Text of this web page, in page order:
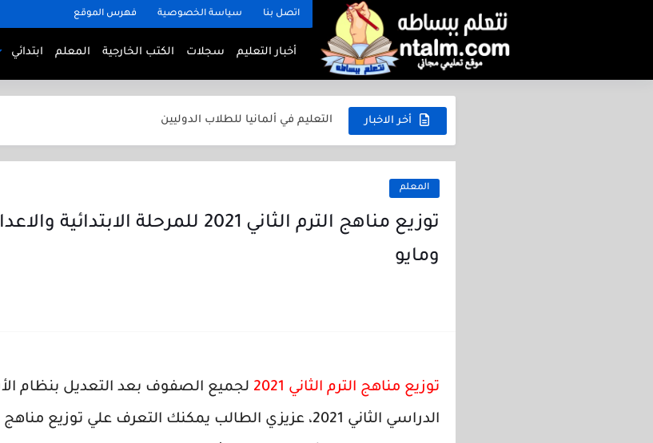
اتصل بنا سياسة الخصوصية فهرس الموقع
أخبار التعليم سجلات الكتب الخارجية المعلم ابتدائي
أخر الاخبار
الثانوية العامة في مصر 2026.. الدليل الكامل للطالب من أول...
أفضل المدارس بعد الإعدادية 2026 في مصر.. دليل شامل لجميع...
التعليم في الصين للطلاب الدوليين
امتحانات رياضيات للصف الثاني الابتدائي الترم الأول 2025
المعلم
توزيع مناهج الترم الثاني 2021 للمرحلة
ومايو
توزيع مناهج الترم الثاني 2021 لجميع الصفوف بعد التعديل بنظام
الدراسي الثاني 2021
، عزيزي الطالب يمكنك التعرف علي توزيع